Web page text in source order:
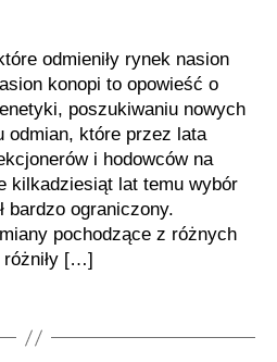
odmieniły rynek nasion
konopi to opowieść o
poszukiwaniu nowych
odmian, które przez lata
i hodowców na
kilkadziesiąt lat temu wybór
bardzo ograniczony.
pochodzące z różnych
[…]